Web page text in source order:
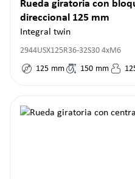
Rueda giratoria con
direccional 125 mm
Integral twin
2944USX125R36-32S30 4xM6
125 mm 150 mm